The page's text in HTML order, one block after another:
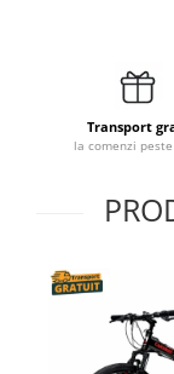
Transport
la comenzi